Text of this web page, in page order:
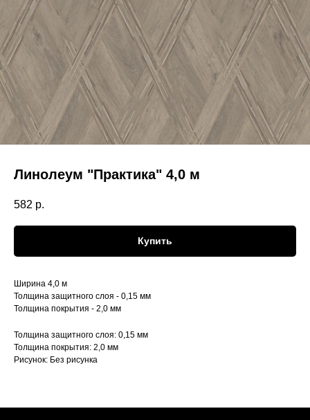
Линолеум "Практика" 4,0 м
582 р.
Купить
Ширина 4,0 м
Толщина защитного слоя - 0,15 мм
Толщина покрытия - 2,0 мм
Толщина защитного слоя: 0,15 мм
Толщина покрытия: 2,0 мм
Рисунок: Без рисунка